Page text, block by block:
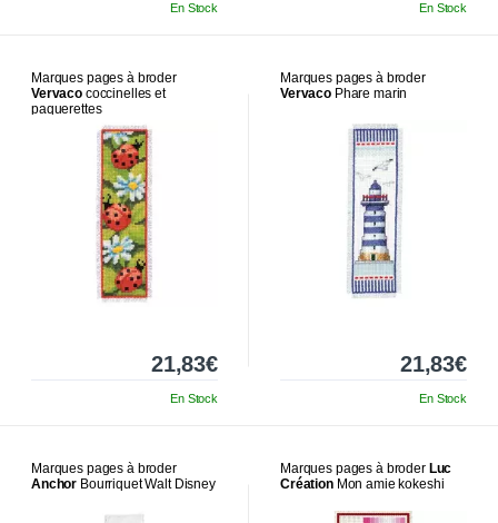
En Stock En Stock
Marques pages à broder
Vervaco coccinelles et
paquerettes
21,83€
En Stock
Marques pages à broder
Vervaco Phare marin
21,83€
En Stock
Marques pages à broder
Anchor Bourriquet Walt Disney
Marques pages à broder Luc
CréationMon amie kokeshi